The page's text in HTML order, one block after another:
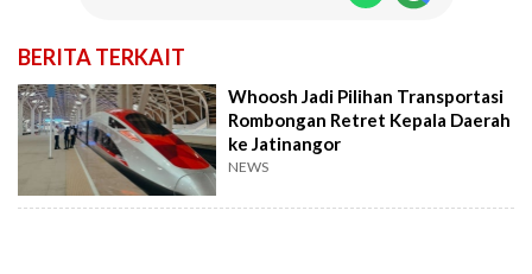
BERITA TERKAIT
Whoosh Jadi Pilihan Transportasi
Rombongan Retret Kepala Daerah
ke Jatinangor
NEWS